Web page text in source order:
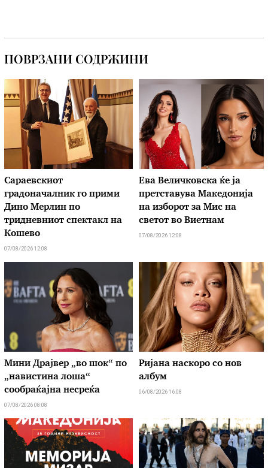
ПОВРЗАНИ СОДРЖИНИ
Сараевскиот
градоначалник го прими
Дино Мерлин по
тридневниот спектакл на
Кошево
07/08/2026 12:08
Ева Величковска ќе ја
претставува Македонија
на изборот за Мис на
светот во Виетнам
07/08/2026 12:08
Мини Драјвер „во шок“ по
„навистина лоша“
сообраќајна несреќа
07/08/2026 08:08
Ријана наскоро со нов
албум
06/08/2026 16:08